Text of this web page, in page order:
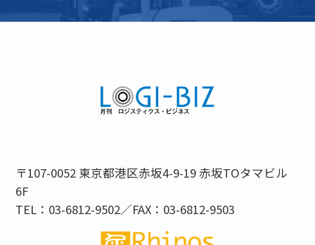
〒107-0052 東京都港区赤坂4-9-19 赤坂TOタマビル
6F
TEL：03-6812-9502／FAX：03-6812-9503